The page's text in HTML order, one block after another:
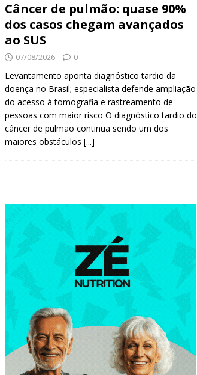
Câncer de pulmão: quase 90%
dos casos chegam avançados
ao SUS
07/08/2026 0
Levantamento aponta diagnóstico tardio da
doença no Brasil; especialista defende ampliação
do acesso à tomografia e rastreamento de
pessoas com maior risco O diagnóstico tardio do
câncer de pulmão continua sendo um dos
maiores obstáculos [...]